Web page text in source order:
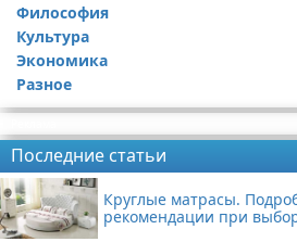
Философия
Культура
Экономика
Разное
Последние статьи
Круглые матрасы.
рекомендации при